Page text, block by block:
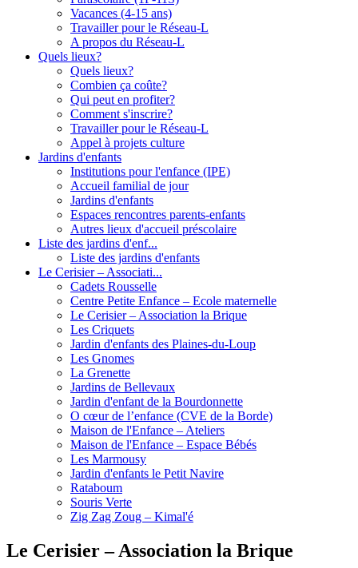
Vacances (4-15 ans)
Travailler pour le Réseau-L
A propos du Réseau-L
Quels lieux?
Quels lieux?
Combien ça coûte?
Qui peut en profiter?
Comment s'inscrire?
Travailler pour le Réseau-L
Appel à projets culture
Jardins d'enfants
Institutions pour l'enfance (IPE)
Accueil familial de jour
Jardins d'enfants
Espaces rencontres parents-enfants
Autres lieux d'accueil préscolaire
Liste des jardins d'enf...
Liste des jardins d'enfants
Le Cerisier – Associati...
Cadets Rousselle
Centre Petite Enfance – Ecole maternelle
Le Cerisier – Association la Brique
Les Criquets
Jardin d'enfants des Plaines-du-Loup
Les Gnomes
La Grenette
Jardins de Bellevaux
Jardin d'enfant de la Bourdonnette
O cœur de l’enfance (CVE de la Borde)
Maison de l'Enfance – Ateliers
Maison de l'Enfance – Espace Bébés
Les Marmousy
Jardin d'enfants le Petit Navire
Rataboum
Souris Verte
Zig Zag Zoug – Kimal'é
Le Cerisier – Association la Brique